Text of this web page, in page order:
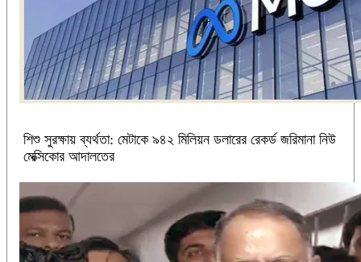
শিশু সুরক্ষায় ব্যর্থতা: মেটাকে ৯৪২ মিলিয়ন ডলারের রেকর্ড জরিমানা নিউ
মেক্সিকোর আদালতের